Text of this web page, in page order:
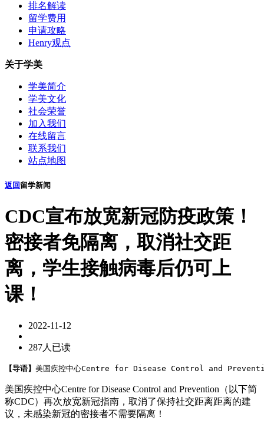
排名解读
留学费用
申请攻略
Henry观点
关于学美
学美简介
学美文化
社会荣誉
加入我们
在线留言
联系我们
站点地图
返回 留学新闻
CDC宣布放宽新冠防疫政策！
密接者免隔离，取消社交距
离，学生接触病毒后仍可上
课！
2022-11-12
287人已读
【导语】 美国疾控中心Centre for Disease Control and Prevention
美国疾控中心Centre for Disease Control and Prevention（以下简
称CDC）再次放宽新冠指南，取消了保持社交距离距离的建
议，未感染新冠的密接者不需要隔离！